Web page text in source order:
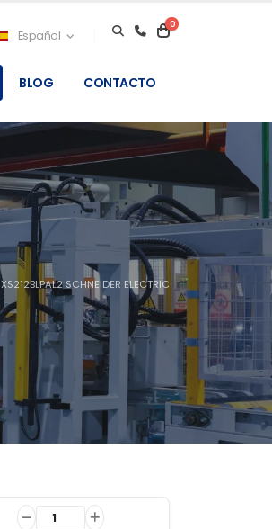
Español
0
BLOG CONTACTO
XS212BLPAL2 SCHNEIDER ELECTRIC